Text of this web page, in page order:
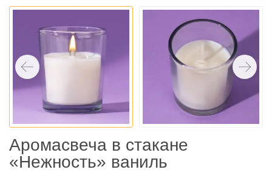
Аромасвеча в стакане
«Нежность» ваниль